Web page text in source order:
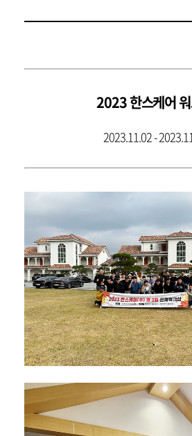
2023 한스케어
2023.11.02 -